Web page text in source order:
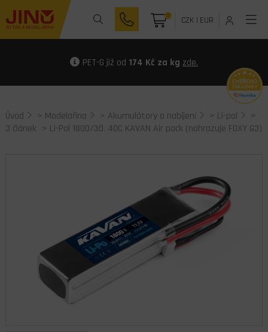
0 CZK| EUR
PET-G již od 174 Kč za kg zde.
Úvod > Modelařina > Akumulátory a nabíjení > Li-pol
>
3 článek > Li-Pol 1800/3čl. 40C KAVAN Air pack (nahrazuje FOXY G3)